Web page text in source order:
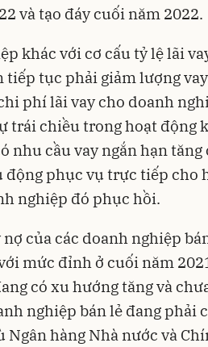
và tạo đáy cuối năm 2022.
khác với cơ cấu tỷ lệ lãi
tiếp tục phải giảm lượng
phí lãi vay cho doanh
trái chiều trong hoạt động
nhu cầu vay ngắn hạn
động phục vụ trực tiếp cho
nghiệp đó phục hồi.
nợ của các doanh nghiệp
mức đỉnh ở cuối năm
có xu hướng tăng và
nghiệp bán lẻ đang phải
Ngân hàng Nhà nước và